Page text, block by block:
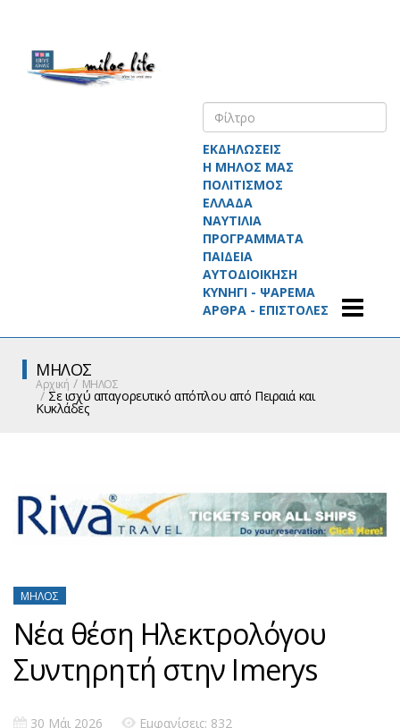
ΕΚΔΗΛΩΣΕΙΣ
Η ΜΗΛΟΣ ΜΑΣ
ΠΟΛΙΤΙΣΜΟΣ
ΕΛΛΑΔΑ
ΝΑΥΤΙΛΙΑ
ΠΡΟΓΡΑΜΜΑΤΑ
ΠΑΙΔΕΙΑ
ΑΥΤΟΔΙΟΙΚΗΣΗ
ΚΥΝΗΓΙ - ΨΑΡΕΜΑ
ΑΡΘΡΑ - ΕΠΙΣΤΟΛΕΣ
ΜΗΛΟΣ
Αρχική ΜΗΛΟΣ
Σε ισχύ απαγορευτικό απόπλου από Πειραιά και
Κυκλάδες
ΜΉΛΟΣ
Νέα θέση Ηλεκτρολόγου
Συντηρητή στην Imerys
30 Μάι 2026 Εμφανίσεις: 832